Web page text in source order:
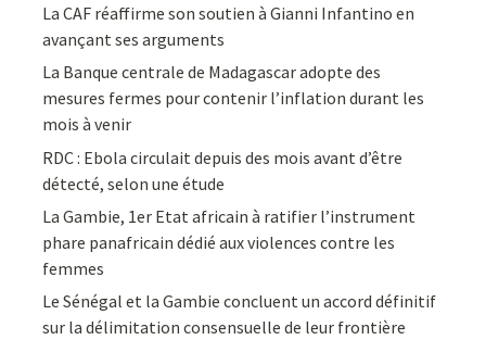
La CAF réaffirme son soutien à Gianni Infantino en
avançant ses arguments
La Banque centrale de Madagascar adopte des
mesures fermes pour contenir l’inflation durant les
mois à venir
RDC : Ebola circulait depuis des mois avant d’être
détecté, selon une étude
La Gambie, 1er Etat africain à ratifier l’instrument
phare panafricain dédié aux violences contre les
femmes
Le Sénégal et la Gambie concluent un accord définitif
sur la délimitation consensuelle de leur frontière